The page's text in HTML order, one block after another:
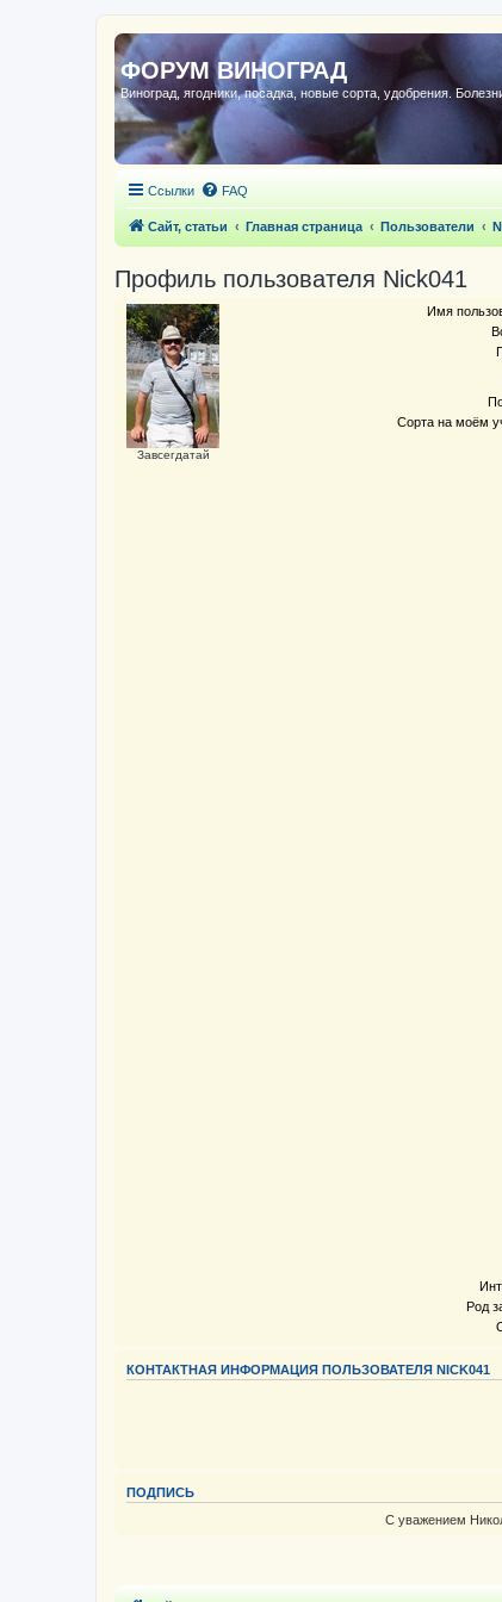
ФОРУМ ВИНОГРАД
Виноград, ягодники, посадка, новые сорта, удобрения.
Ссылки FAQ
Сайт, статьи Главная страница Пользователи
Профиль пользователя Nick041
Завсегдатай
Имя
Сорта на моём
Род
КОНТАКТНАЯ ИНФОРМАЦИЯ ПОЛЬЗОВАТЕЛЯ NICK041
ПОДПИСЬ
С уважением